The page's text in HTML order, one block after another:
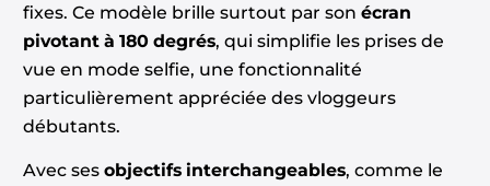
fixes. Ce modèle brille surtout par son écran
pivotant à 180 degrés, qui simplifie les prises de
vue en mode selfie, une fonctionnalité
particulièrement appréciée des vloggeurs
débutants.
Avec ses objectifs interchangeables, comme le